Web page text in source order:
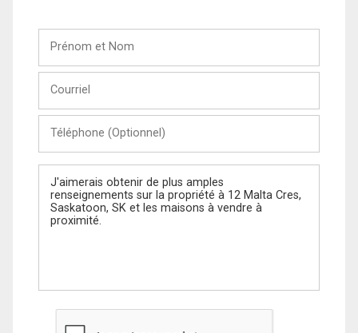
Nom
(Optionnel)
Message